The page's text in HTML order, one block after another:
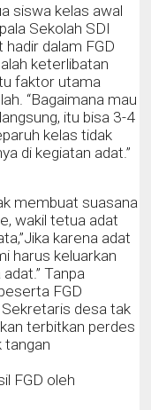
siswa kelas awal
Sekolah SDI
dalam FGD
keterlibatan
faktor utama
“Bagaimana mau
itu bisa 3-4
kelas tidak
di kegiatan adat.”
membuat suasana
wakil tetua adat
karena adat
harus keluarkan
Tanpa
FGD
desa tak
terbitkan perdes
tangan
FGD oleh